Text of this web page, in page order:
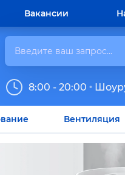
Вакансии
8:00 - 20:00
Вентиляция